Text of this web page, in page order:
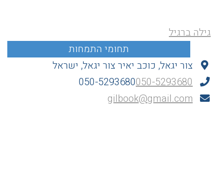
גילה ברגיל
צור יגאל, כוכב יאיר צור יגאל, ישראל
050-5293680050-5293680
gilbook@gmail.com